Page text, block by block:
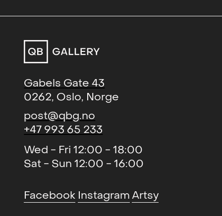
historien er Heske fullt klar over.
Hennes eksplisitte referanser til
frenologien kan tolkes som en kritikk
på enkeltmennesket så vel som
samfunnets ønske om klassifisering
og standardisering, et ønske om å
konformere som forenkler og går på
bekostning av vår individualitet i
møte med andre. Problematikken er
av Heskes nyere verk, som det
gigantiskeHodet N.N.(2014) plassert
Gabels Gate 43
0262, Oslo, Norge
post@qbg.no
+47 993 65 233
Wed - Fri 12:00 - 18:00
Sat - Sun 12:00 - 16:00
Facebook InstagramArtsy